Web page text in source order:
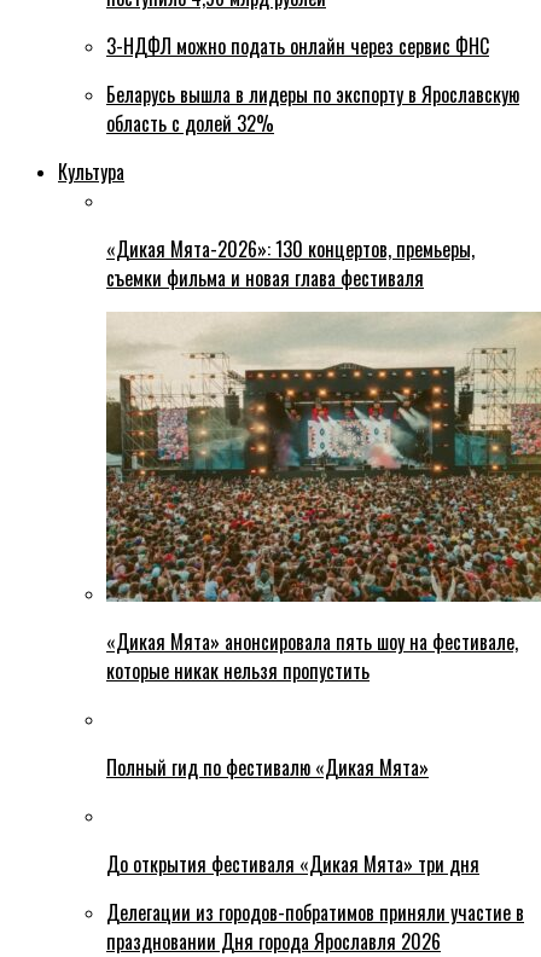
3-НДФЛ можно подать онлайн через сервис ФНС
Беларусь вышла в лидеры по экспорту в Ярославскую
область с долей 32%
Культура
«Дикая Мята-2026»: 130 концертов, премьеры,
съемки фильма и новая глава фестиваля
«Дикая Мята» анонсировала пять шоу на фестивале,
которые никак нельзя пропустить
Полный гид по фестивалю «Дикая Мята»
До открытия фестиваля «Дикая Мята» три дня
Делегации из городов-побратимов приняли участие в
праздновании Дня города Ярославля 2026